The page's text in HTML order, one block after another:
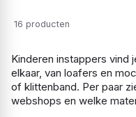
16 producten
Kinderen instappers vind
elkaar, van loafers en
of klittenband. Per paar
webshops en welke